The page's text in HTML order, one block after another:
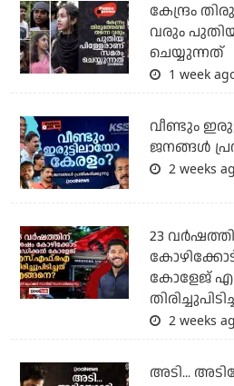
കേന്ദ്രം
വരും
ചെയ്യുന്നത്
1 week
വീണ്ടും
ജനങ്ങൾ
2 weeks
23
കോളേജ്
2 weeks
അടി...